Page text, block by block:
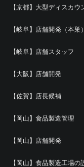
【京都】大型ディスカ
【岐阜】店舗開発（本巣）
【岐阜】店舗スタッフ
【大阪】店舗開発
【佐賀】店長候補
【岡山】食品製造管理
【岡山】店舗開発
【岡山】食品製造工場